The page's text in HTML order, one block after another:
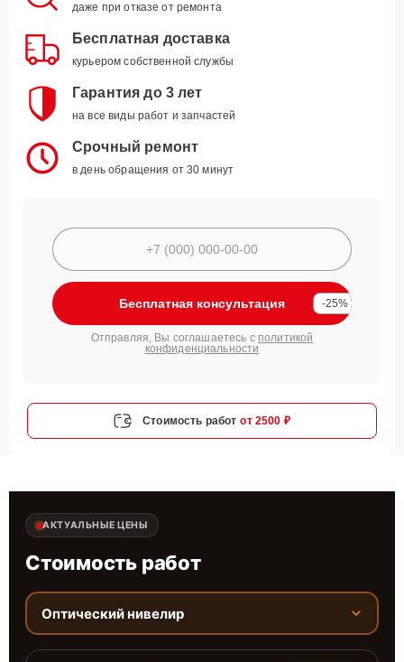
даже при отказе от ремонта
Бесплатная доставка
курьером собственной службы
Гарантия до 3 лет
на все виды работ и запчастей
Срочный ремонт
в день обращения от 30 минут
Бесплатная консультация -25%
Отправляя, Вы соглашаетесь с политикой
конфиденциальности
Стоимость работ от 2500 ₽
АКТУАЛЬНЫЕ ЦЕНЫ
Стоимость работ
Оптический нивелир